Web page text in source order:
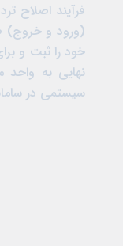
فرآیند اصلاح
(ورود و خروج)
خود را ثبت و
نهایی به واحد
سیستمی در